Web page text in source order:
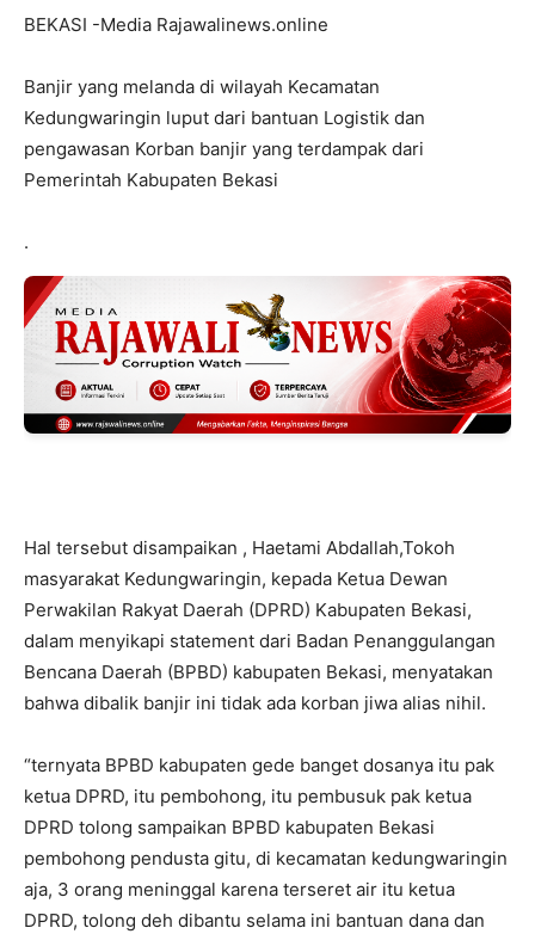
BEKASI -Media Rajawalinews.online
Banjir yang melanda di wilayah Kecamatan
Kedungwaringin luput dari bantuan Logistik dan
pengawasan Korban banjir yang terdampak dari
Pemerintah Kabupaten Bekasi
.
Hal tersebut disampaikan , Haetami Abdallah,Tokoh
masyarakat Kedungwaringin, kepada Ketua Dewan
Perwakilan Rakyat Daerah (DPRD) Kabupaten Bekasi,
dalam menyikapi statement dari Badan Penanggulangan
Bencana Daerah (BPBD) kabupaten Bekasi, menyatakan
bahwa dibalik banjir ini tidak ada korban jiwa alias nihil.
“ternyata BPBD kabupaten gede banget dosanya itu pak
ketua DPRD, itu pembohong, itu pembusuk pak ketua
DPRD tolong sampaikan BPBD kabupaten Bekasi
pembohong pendusta gitu, di kecamatan kedungwaringin
aja, 3 orang meninggal karena terseret air itu ketua
DPRD, tolong deh dibantu selama ini bantuan dana dan